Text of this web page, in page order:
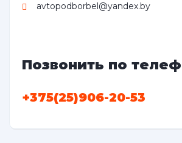
avtopodborbel@yandex.by
Позвонить по
+375(25)906-20-53